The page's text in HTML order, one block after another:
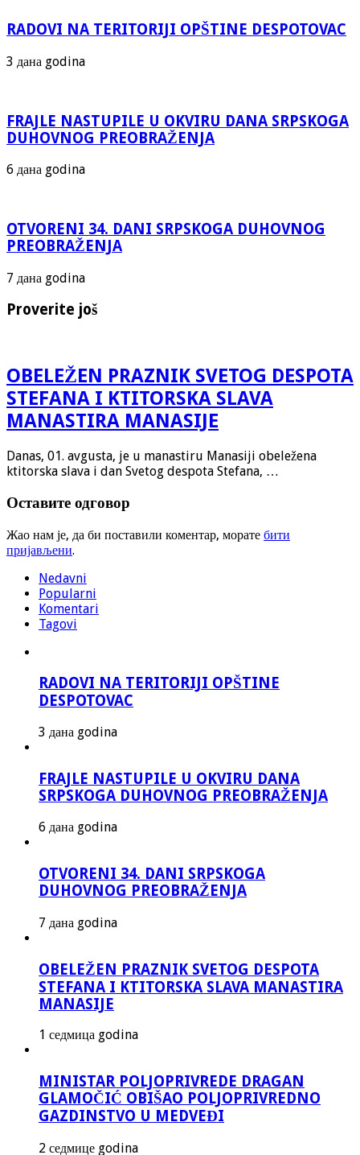
RADOVI NA TERITORIJI OPŠTINE DESPOTOVAC
3 дана godina
FRAJLE NASTUPILE U OKVIRU DANA SRPSKOGA
DUHOVNOG PREOBRAŽENJA
6 дана godina
OTVORENI 34. DANI SRPSKOGA DUHOVNOG
PREOBRAŽENJA
7 дана godina
Proverite još
OBELEŽEN PRAZNIK SVETOG DESPOTA
STEFANA I KTITORSKA SLAVA
MANASTIRA MANASIJE
Danas, 01. avgusta, je u manastiru Manasiji obeležena
ktitorska slava i dan Svetog despota Stefana, …
Оставите одговор
Жао нам је, да би поставили коментар, морате бити
пријављени.
Nedavni
Popularni
Komentari
Tagovi
RADOVI NA TERITORIJI OPŠTINE
DESPOTOVAC
3 дана godina
FRAJLE NASTUPILE U OKVIRU DANA
SRPSKOGA DUHOVNOG PREOBRAŽENJA
6 дана godina
OTVORENI 34. DANI SRPSKOGA
DUHOVNOG PREOBRAŽENJA
7 дана godina
OBELEŽEN PRAZNIK SVETOG DESPOTA
STEFANA I KTITORSKA SLAVA MANASTIRA
MANASIJE
1 седмица godina
MINISTAR POLJOPRIVREDE DRAGAN
GLAMOČIĆ OBIŠAO POLJOPRIVREDNO
GAZDINSTVO U MEDVEĐI
2 седмице godina